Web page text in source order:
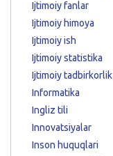
Ijtimoiy fanlar
Ijtimoiy himoya
Ijtimoiy ish
Ijtimoiy statistika
Ijtimoiy tadbirkorlik
Informatika
Ingliz tili
Innovatsiyalar
Inson huquqlari